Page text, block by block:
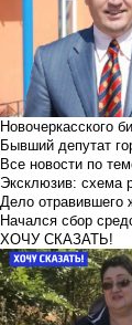
Новочеркасского
Бывший депутат
Все новости по
Эксклюзив: схема
Дело отравившего
Начался сбор
ХОЧУ СКАЗАТЬ!